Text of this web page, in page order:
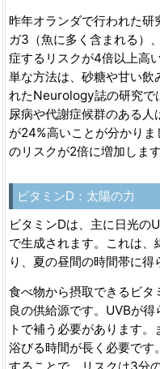
昨年オランダで行われた研
ガ3（魚に多く含まれる）
症するリスクが4倍以上高
単な方法は、砂糖や甘い飲
れたNeurology誌の研究で
尿病や代謝症候群のある人
が24%高いことが分かり
のリスクが2倍に増加します
ビタミンD：太陽の力
ビタミンDは、主に日光の
で生成されます。これは、
り、夏の昼間の時間帯に得
食べ物から摂取できるビ
良の供給源です。UVBが
トで補う必要があります
浴びる時間が長く必要です